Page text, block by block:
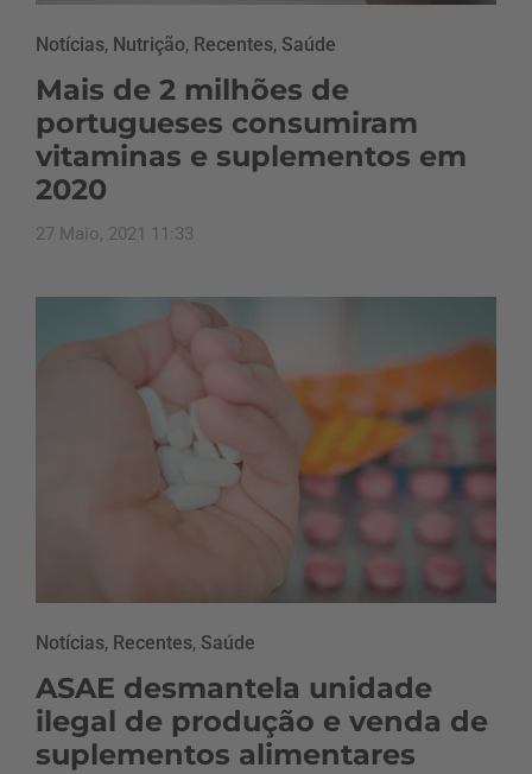
Notícias, Nutrição, Recentes, Saúde
Mais de 2 milhões de
portugueses consumiram
vitaminas e suplementos em
2020
27 Maio, 2021 11:33
Notícias, Recentes, Saúde
ASAE desmantela unidade
ilegal de produção e venda de
suplementos alimentares